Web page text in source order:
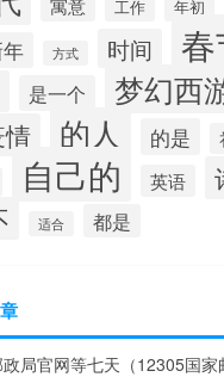
寓意 工作 年初
方式 时间
是一个 梦幻西
的人 的是
自己的 英语
适合 都是
局官网等七天（12305国家